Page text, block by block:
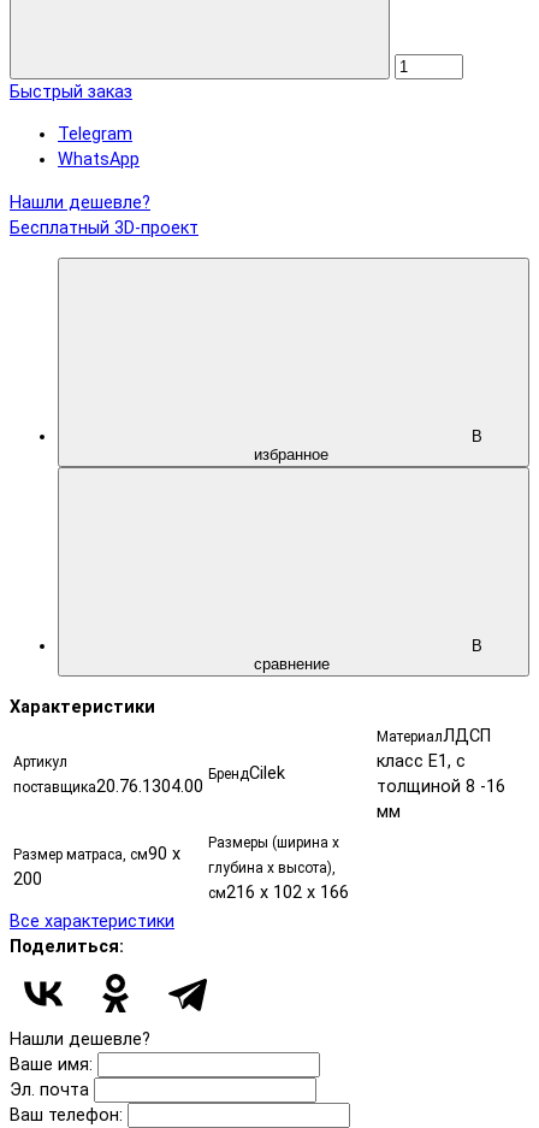
Быстрый заказ
Telegram
WhatsApp
Нашли дешевле?
Бесплатный 3D-проект
В
избранное
В
сравнение
Характеристики
Артикул
поставщика20.76.1304.00
БрендCilek
МатериалЛДСП
класс Е1, с
толщиной 8 -16
мм
Размер матраса, см90 х
200
Размеры (ширина х
глубина х высота),
см216 x 102 x 166
Все характеристики
Поделиться:
Нашли дешевле?
Ваше имя:
Эл. почта
Ваш телефон: